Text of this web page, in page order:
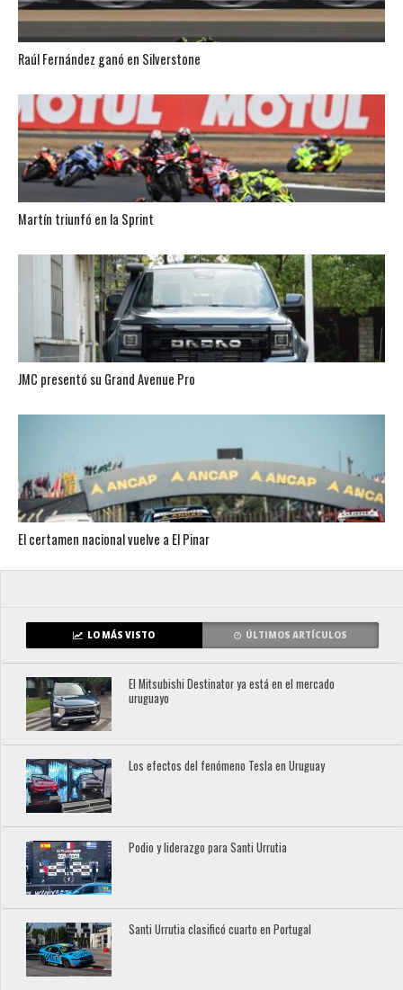
Raúl Fernández ganó en Silverstone
Martín triunfó en la Sprint
JMC presentó su Grand Avenue Pro
El certamen nacional vuelve a El Pinar
LO MÁS VISTO ÚLTIMOS ARTÍCULOS
El Mitsubishi Destinator ya está en el mercado
uruguayo
Los efectos del fenómeno Tesla en Uruguay
Podio y liderazgo para Santi Urrutia
Santi Urrutia clasificó cuarto en Portugal